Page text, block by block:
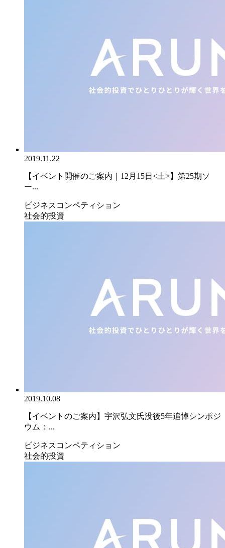
2019.11.22
【イベント開催のご案内｜12月15日<土>】第25期ソ
ー...
ビジネスコンペティション
社会的投資
2019.10.08
【イベントのご案内】宇沢弘文氏没後5年追悼シンポジ
ウム：...
ビジネスコンペティション
社会的投資